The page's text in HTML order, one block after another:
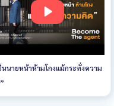
นนายหน้าห้ามโกงแม้กระทั่งความ